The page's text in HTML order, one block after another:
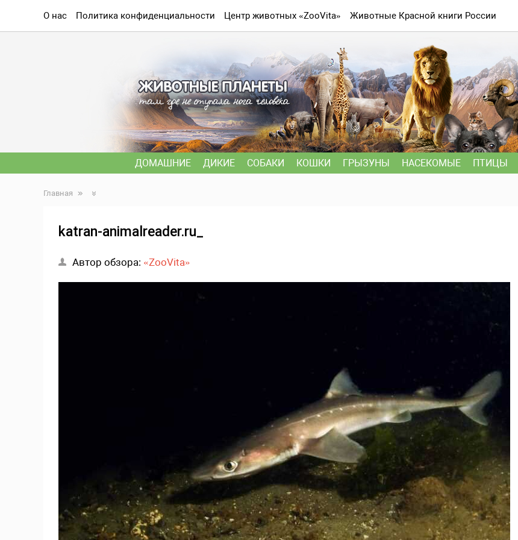
О нас Политика конфиденциальности Центр животных «ZooVita» Животные Красной книги России
ДОМАШНИЕ ДИКИЕ СОБАКИ КОШКИ ГРЫЗУНЫ НАСЕКОМЫЕ ПТИЦЫ
Главная
katran-animalreader.ru_
Автор обзора: «ZooVita»